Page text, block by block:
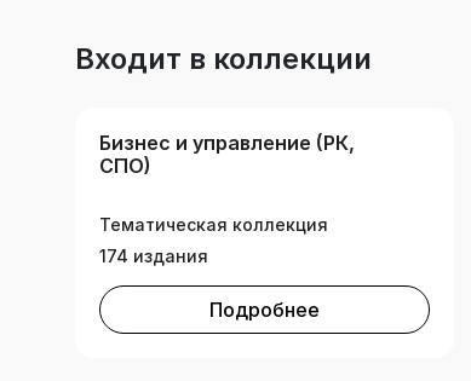
Входит в коллекции
Бизнес и управление (РК,
СПО)
Тематическая коллекция
174 издания
Подробнее